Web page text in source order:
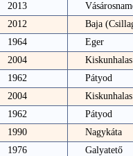
2013
2012 Baja
1964 Eger
2004 Kiskunhalas
1962 Pátyod
2004 Kiskunhalas
1962 Pátyod
1990 Nagykáta
1976 Galyatető